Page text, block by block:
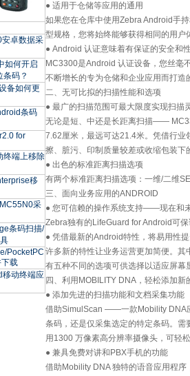
卓数据采
如何开启
条码？
备如何更
条码
for
终端上移除
移
采
条码扫描/
PocketPC
载
移动终端应
● 适用于仓储等应用的通用
如果您在仓库中使用Zebra Android手
型规格，您将始终能够获得相同的用
● Android 认证意味着有保证的安全和
MC3300是Android 认证设备，您丝毫
不断增长的专为仓储和企业应用而打造
二、无可比拟的扫描性能和选项
● 最广的扫描范围可最大限度实现扫描
无论是短、中还是长距离扫描——
7.62厘米，最远可达21.4米。凭借行
擦、脏污、印制质量较差或收缩包装下
● 出色的标准距离扫描选项
有两个标准距离扫描选项：一维/二维
三、面向业务应用的ANDROID
● 您可信赖的操作系统支持——现在和
Zebra独有的LifeGuard for Android可
● 凭借最新的Android特性，将易用性
许多新的特性让业务运营更加简便。其
有五种不同的选项可供选择以适应屏幕
四、利用MOBILITY DNA，轻松添加新
● 添加先进的扫描功能和文档采集功能
借助SimulScan ——一款Mobility DNA
条码，还是仅采集选定的特定条码。
用1300 万像素高分辨率摄像头，可轻
● 兼具免费对讲和PBX手机的功能
借助Mobility DNA 独特的语音应用程